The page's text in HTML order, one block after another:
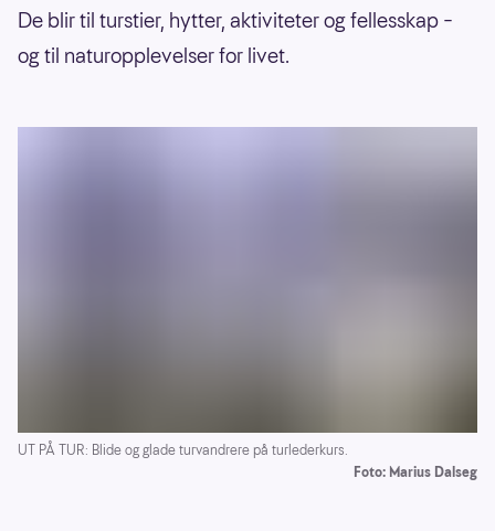
De blir til turstier, hytter, aktiviteter og fellesskap –
og til naturopplevelser for livet.
UT PÅ TUR: Blide og glade turvandrere på turlederkurs.
Foto: Marius Dalseg